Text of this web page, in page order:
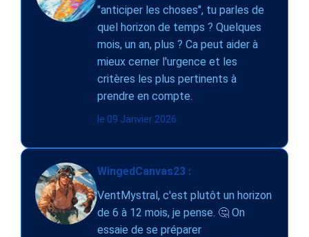
"anticiper les choses", tu parles de
quel horizon de temps ? Quelques
mois, un an, plus ? Ca peut aider à
mieux cerner l'urgence et les
critères les plus pertinents à
prendre en compte.
le 09 Janvier 2026
WingedCanvas23 :
VentMystral, c'est plutôt un horizon
de 6 à 12 mois, je pense. 🤔 On
essaie de se préparer